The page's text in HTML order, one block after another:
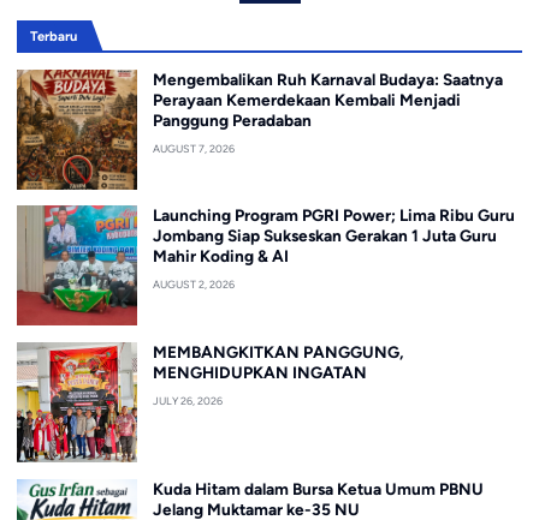
Terbaru
Mengembalikan Ruh Karnaval Budaya: Saatnya
Perayaan Kemerdekaan Kembali Menjadi
Panggung Peradaban
AUGUST 7, 2026
Launching Program PGRI Power; Lima Ribu Guru
Jombang Siap Sukseskan Gerakan 1 Juta Guru
Mahir Koding & AI
AUGUST 2, 2026
MEMBANGKITKAN PANGGUNG,
MENGHIDUPKAN INGATAN
JULY 26, 2026
Kuda Hitam dalam Bursa Ketua Umum PBNU
Jelang Muktamar ke-35 NU